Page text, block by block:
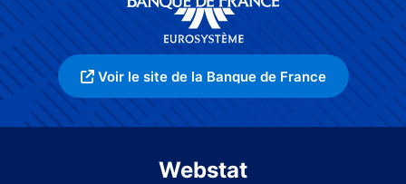
Voir le site de la Banque de France
Webstat